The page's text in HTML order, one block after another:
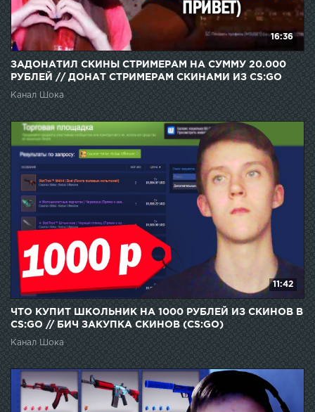
16:36
ЗАДОНАТИЛ СКИНЫ СТРИМЕРАМ НА СУММУ 20.000
РУБЛЕЙ // ДОНАТ СТРИМЕРАМ СКИНАМИ ИЗ CS:GO
Канал Шока
11:42
ЧТО КУПИТ ШКОЛЬНИК НА 1000 РУБЛЕЙ ИЗ СКИНОВ В
CS:GO // БИЧ ЗАКУПКА СКИНОВ (CS:GO)
Канал Шока